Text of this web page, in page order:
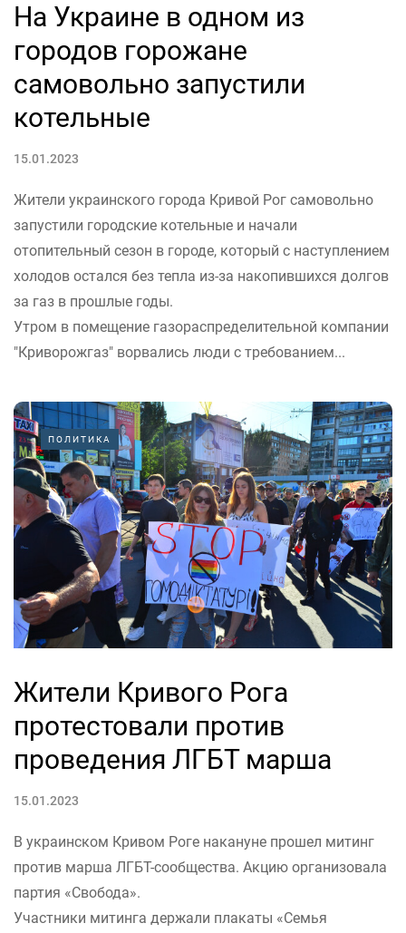
На Украине в одном из
городов горожане
самовольно запустили
котельные
15.01.2023
Жители украинского города Кривой Рог самовольно
запустили городские котельные и начали
отопительный сезон в городе, который с наступлением
холодов остался без тепла из-за накопившихся долгов
за газ в прошлые годы.
Утром в помещение газораспределительной компании
"Криворожгаз" ворвались люди с требованием...
ПОЛИТИКА
Жители Кривого Рога
протестовали против
проведения ЛГБТ марша
15.01.2023
В украинском Кривом Роге накануне прошел митинг
против марша ЛГБТ-сообщества. Акцию организовала
партия «Свобода».
Участники митинга держали плакаты «Семья